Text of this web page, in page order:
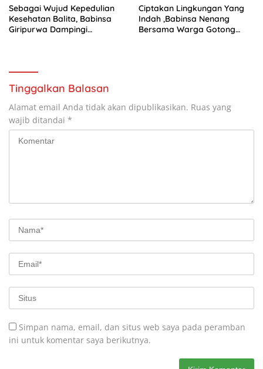
Sebagai Wujud Kepedulian
Kesehatan Balita, Babinsa
Giripurwa Dampingi
Ciptakan Lingkungan Yang
Indah ,Babinsa Nenang
Bersama Warga Gotong
Tinggalkan Balasan
Alamat email Anda tidak akan dipublikasikan. Ruas yang
wajib ditandai *
Simpan nama, email, dan situs web saya pada peramban
ini untuk komentar saya berikutnya.